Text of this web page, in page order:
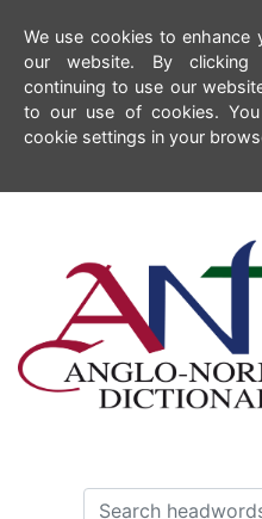
We use cookies to enhance
our website. By
continuing to use our
to our use of cookies.
cookie settings in your